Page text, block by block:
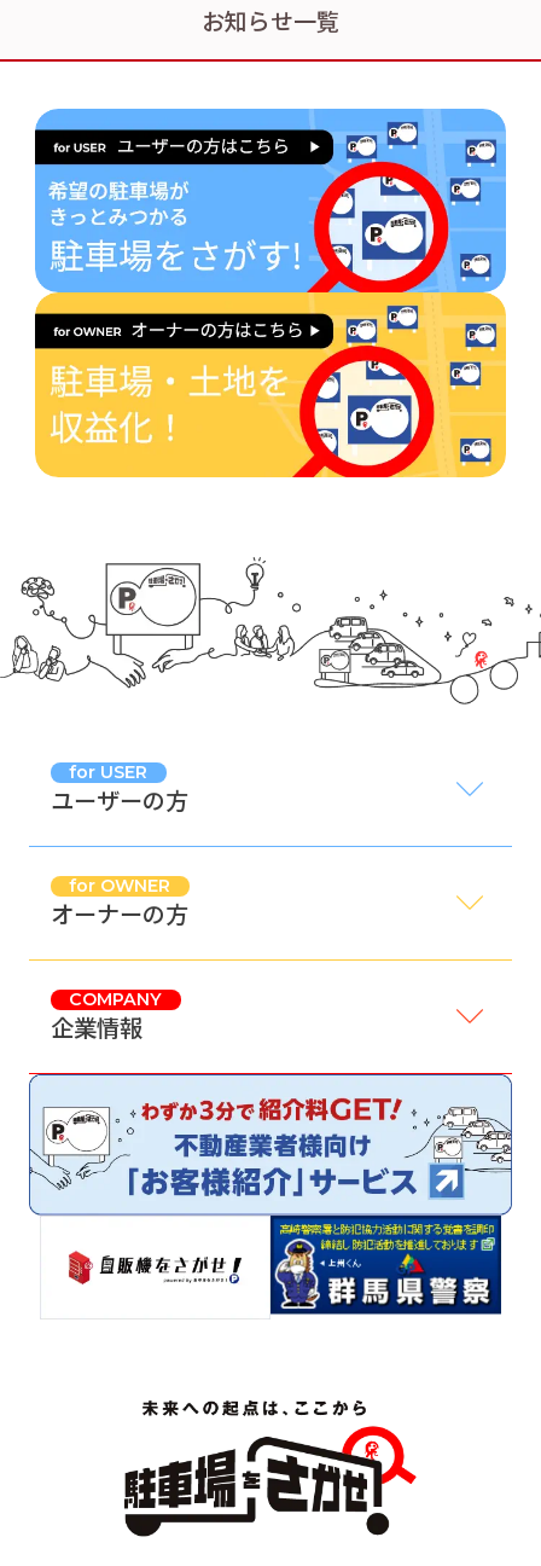
お知らせ一覧
for USER
ユーザーの方
for OWNER
オーナーの方
COMPANY
企業情報
サイトマップ
プライバシーポリシー